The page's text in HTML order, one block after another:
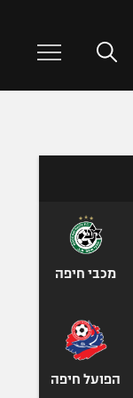
מכבי חיפה
הפועל חיפה